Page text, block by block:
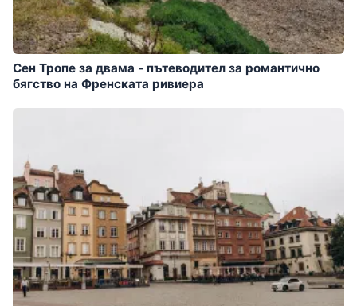
Сен Тропе за двама - пътеводител за романтично
бягство на Френската ривиера